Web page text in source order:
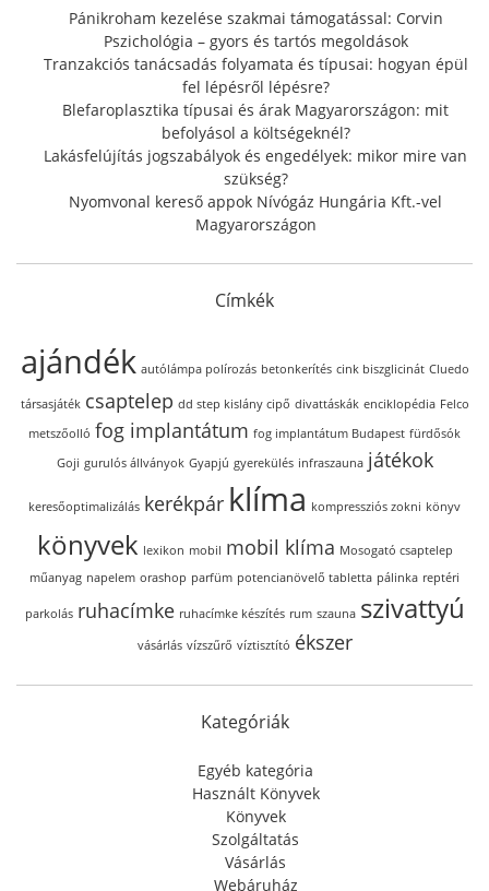
r
:
Pánikroham kezelése szakmai támogatással: Corvin
Pszichológia – gyors és tartós megoldások
Tranzakciós tanácsadás folyamata és típusai: hogyan épül
fel lépésről lépésre?
Blefaroplasztika típusai és árak Magyarországon: mit
befolyásol a költségeknél?
Lakásfelújítás jogszabályok és engedélyek: mikor mire van
szükség?
Nyomvonal kereső appok Nívógáz Hungária Kft.-vel
Magyarországon
Címkék
ajándék autólámpa polírozás betonkerítés cink biszglicinát Cluedo
társasjáték csaptelep dd step kislány cipő divattáskák enciklopédia Felco
metszőolló fog implantátum fog implantátum Budapest fürdősók
Goji gurulós állványok Gyapjú gyerekülés infraszauna játékok
keresőoptimalizálás kerékpár klíma kompressziós zokni könyv
könyvek lexikon mobil mobil klíma Mosogató csaptelep
műanyag napelem orashop parfüm potencianövelő tabletta pálinka reptéri
parkolás ruhacímke ruhacímke készítés rum szauna szivattyú
vásárlás vízszűrő víztisztító ékszer
Kategóriák
Egyéb kategória
Használt Könyvek
Könyvek
Szolgáltatás
Vásárlás
Webáruház